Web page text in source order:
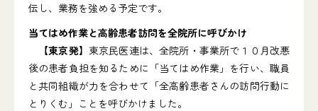
伝し、業務を強める予定です。
当てはめ作業と高齢患者訪問を全院所に呼びかけ
【東京発】 東京民医連は、全院所・事業所で１０月改悪
後の患者負担を知るために「当てはめ作業」を行い、職員
と共同組織が力を合わせて「全高齢患者さんの訪問行動に
とりくむ」ことを呼びかけました。